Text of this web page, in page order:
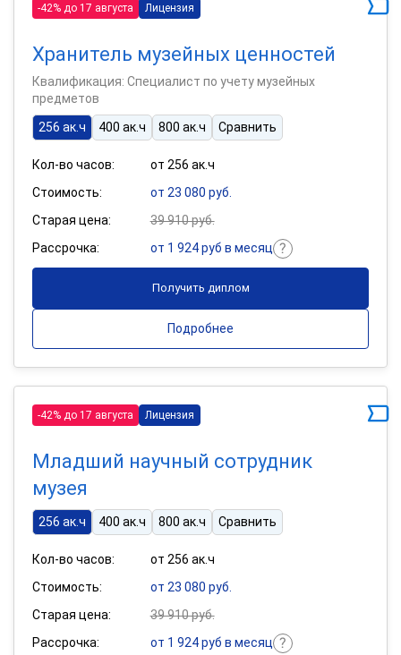
-42% до 17 августа Лицензия
Хранитель музейных ценностей
Квалификация: Специалист по учету музейных
предметов
256 ак.ч
400 ак.ч 800 ак.ч Сравнить
Кол-во часов:
от 256 ак.ч
Стоимость:
от 23 080 руб.
Старая цена:
39 910 руб.
Рассрочка:
от 1 924 руб в месяц
Получить диплом
Подробнее
-42% до 17 августа Лицензия
Младший научный сотрудник
музея
256 ак.ч 400 ак.ч 800 ак.ч Сравнить
Кол-во часов:
от 256 ак.ч
Стоимость:
от 23 080 руб.
Старая цена:
39 910 руб.
Рассрочка:
от 1 924 руб в месяц